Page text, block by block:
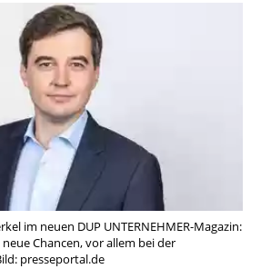
im neuen DUP UNTERNEHMER-Magazin:
Chancen, vor allem bei der
presseportal.de